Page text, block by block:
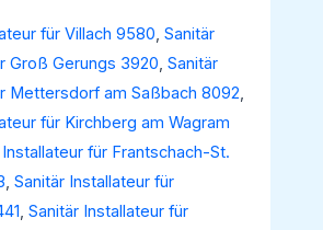
für Villach 9580,Sanitär
Groß Gerungs 3920,Sanitär
Mettersdorf am Saßbach 8092,
für Kirchberg am Wagram
Installateur für Frantschach-St.
,Sanitär Installateur für
,Sanitär Installateur für